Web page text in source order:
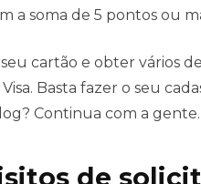
a soma de 5 pontos ou
cartão e obter vários
Basta fazer o seu
Continua com a gente.
de